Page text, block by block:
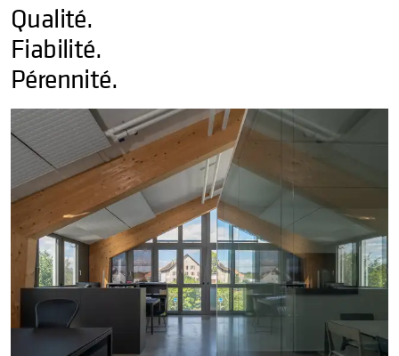
Qualité.
Fiabilité.
Pérennité.